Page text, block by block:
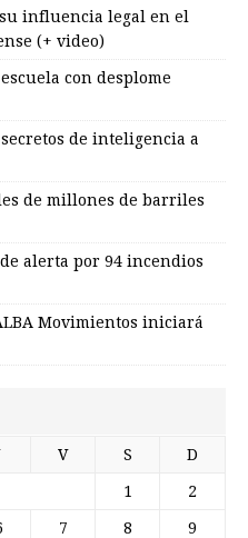
influencia legal en el
(+ video)
con desplome
de inteligencia a
de millones de barriles
alerta por 94 incendios
Movimientos iniciará
V S D
1 2
7 8 9